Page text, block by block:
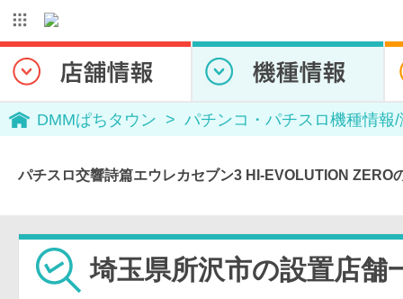
DMMぱちタウン パチンコ・パチスロ機種情報
パチスロ交響詩篇エウレカセブン3 HI-EVOLUTION ZERO
埼玉県所沢市の設置店舗